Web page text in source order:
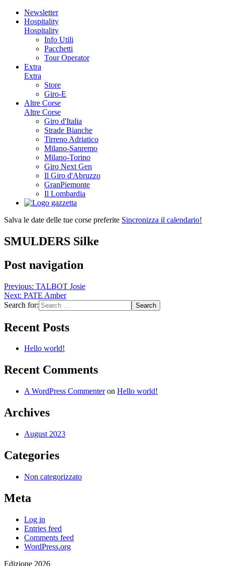
Newsletter
Hospitality
Hospitality
Info Utili
Pacchetti
Tour Operator
Extra
Extra
Store
Giro-E
Altre Corse
Altre Corse
Giro d'Italia
Strade Bianche
Tirreno Adriatico
Milano-Sanremo
Milano-Torino
Giro Next Gen
Il Giro d'Abruzzo
GranPiemonte
Il Lombardia
Salva le date delle tue corse preferite Sincronizza il calendario!
SMULDERS Silke
Post navigation
Previous: TALBOT Josie
Next: PATE Amber
Search for:
Recent Posts
Hello world!
Recent Comments
A WordPress Commenteron Hello world!
Archives
August 2023
Categories
Non categorizzato
Meta
Log in
Entries feed
Comments feed
WordPress.org
Edizione 2026